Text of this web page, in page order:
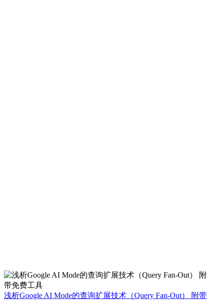
浅析Google AI Mode的查询扩展技术（Query Fan-Out） 附带